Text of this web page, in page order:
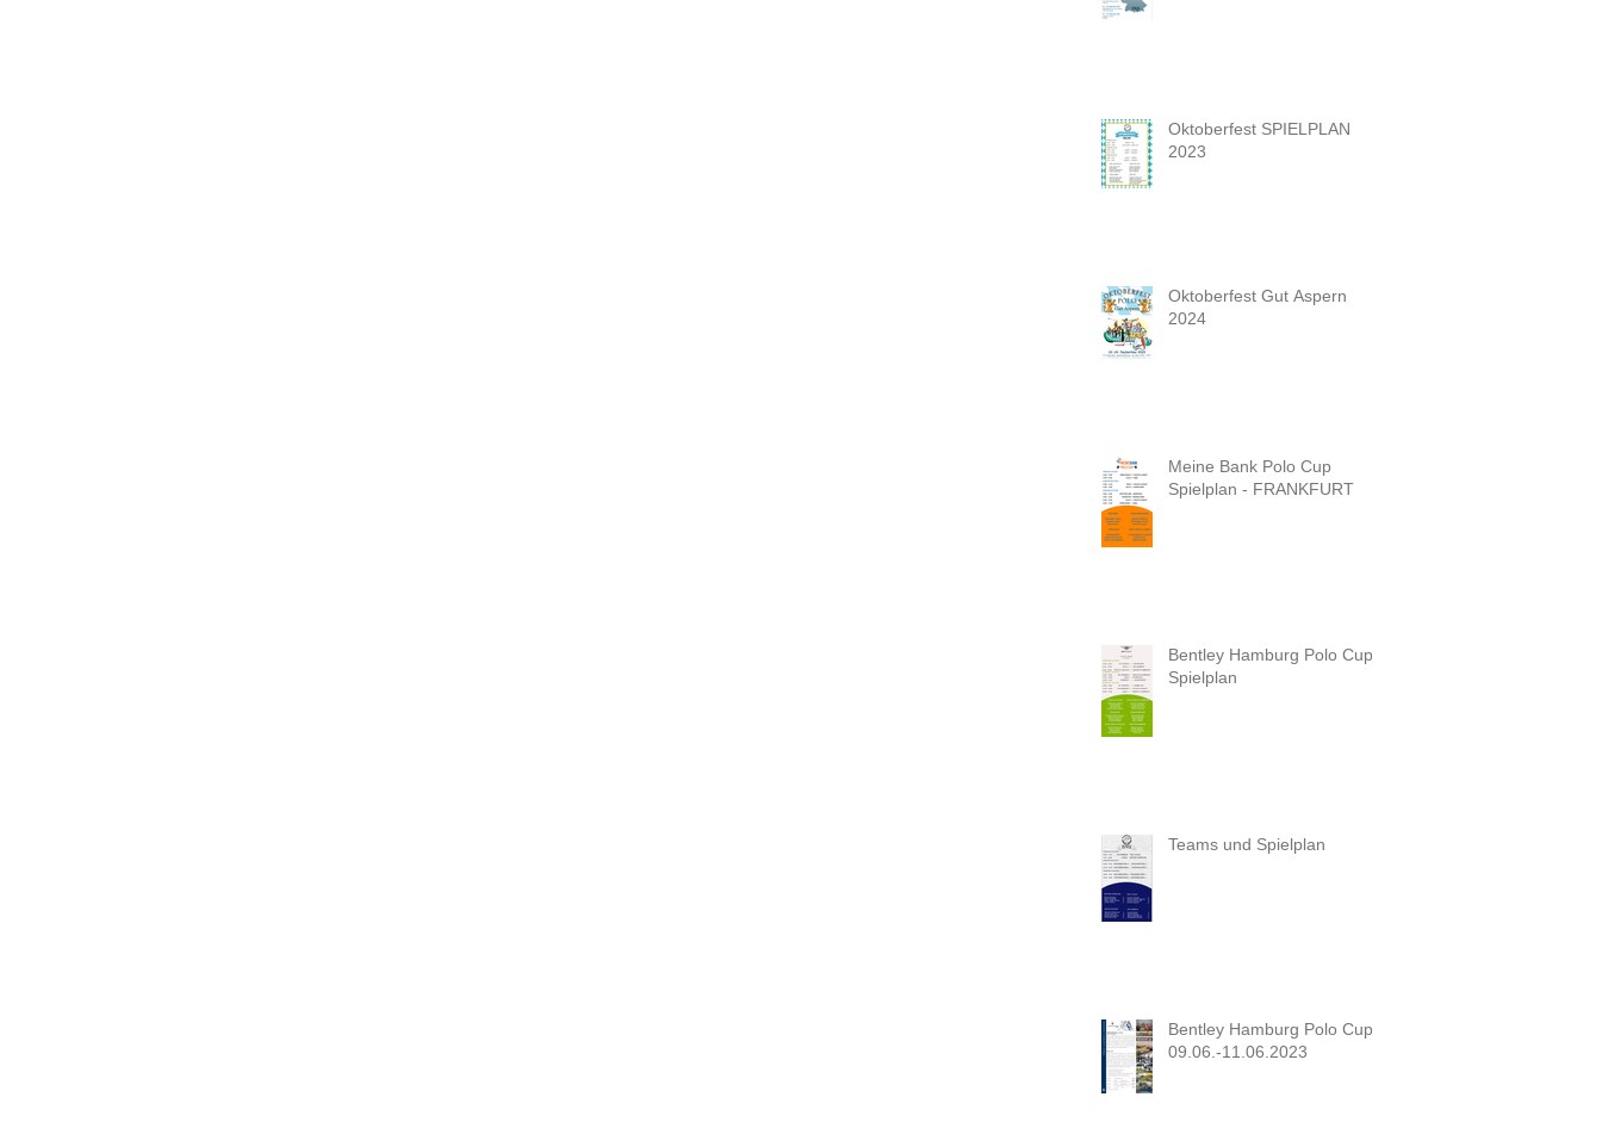
Oktoberfest SPIELPLAN
2023
Oktoberfest Gut Aspern
2024
Meine Bank Polo Cup
Spielplan - FRANKFURT
Bentley Hamburg Polo Cup
Spielplan
Teams und Spielplan
Bentley Hamburg Polo Cup
09.06.-11.06.2023